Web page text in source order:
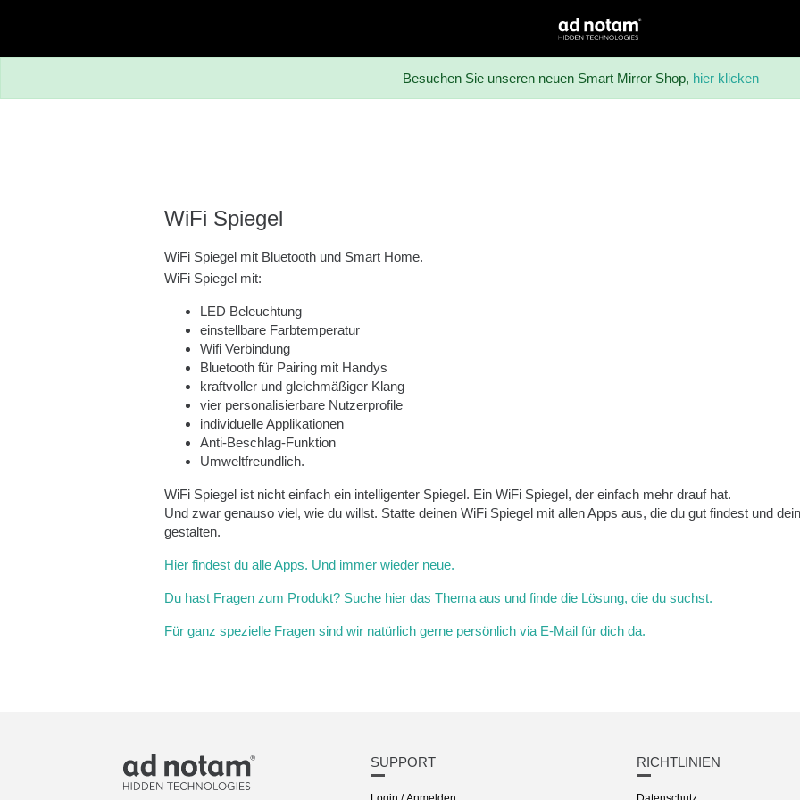
ad notam
Besuchen Sie unseren neuen Smart Mirror Shop, hier klicken
WiFi Spiegel
WiFi Spiegel mit Bluetooth und Smart Home.
WiFi Spiegel mit:
LED Beleuchtung
einstellbare Farbtemperatur
Wifi Verbindung
Bluetooth für Pairing mit Handys
kraftvoller und gleichmäßiger Klang
vier personalisierbare Nutzerprofile
individuelle Applikationen
Anti-Beschlag-Funktion
Umweltfreundlich.
WiFi Spiegel ist nicht einfach ein intelligenter Spiegel. Ein WiFi Spiegel, der einfach mehr drauf hat.
Und zwar genauso viel, wie du willst. Statte deinen WiFi Spiegel mit allen Apps aus, die du gut findest und
gestalten.
Hier findest du alle Apps. Und immer wieder neue.
Du hast Fragen zum Produkt? Suche hier das Thema aus und finde die Lösung, die du suchst.
Für ganz spezielle Fragen sind wir natürlich gerne persönlich via E-Mail für dich da.
SUPPORT RICHTLINIEN